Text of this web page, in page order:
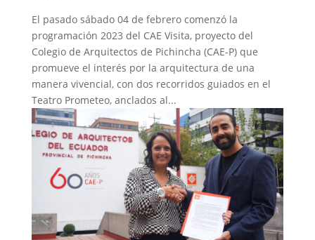
El pasado sábado 04 de febrero comenzó la
programación 2023 del CAE Visita, proyecto del
Colegio de Arquitectos de Pichincha (CAE-P) que
promueve el interés por la arquitectura de una
manera vivencial, con dos recorridos guiados en el
Teatro Prometeo, anclados al...